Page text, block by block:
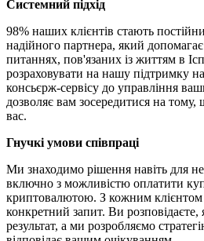
Системний підхід
98% наших клієнтів стають
надійного партнера, який допомагає
питаннях, пов'язаних із життям в
розраховувати на нашу підтримку
консьєрж-сервісу до управління
дозволяє вам зосередитися на
вас.
Гнучкі умови співпраці
Ми знаходимо рішення навіть для
включно з можливістю оплатити
криптовалютою. З кожним
конкретний запит. Ви розповідаєте,
результат, а ми розробляємо